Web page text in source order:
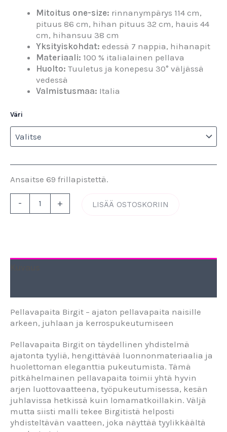
Mitoitus one-size: rinnanympärys 114 cm,
pituus 86 cm, hihan pituus 32 cm, hauis 44
cm, hihansuu 38 cm
Yksityiskohdat: edessä 7 nappia, hihanapit
Materiaali: 100 % italialainen pellava
Huolto: Tuuletus ja konepesu 30° väljässä
vedessä
Valmistusmaa: Italia
Väri
Ansaitse 69 frillapistettä.
- + LISÄÄ OSTOSKORIIN
Pellavapaita Birgit – ajaton pellavapaita naisille
arkeen, juhlaan ja kerrospukeutumiseen
Pellavapaita Birgit on täydellinen yhdistelmä
ajatonta tyyliä, hengittävää luonnonmateriaalia ja
huolettoman eleganttia pukeutumista. Tämä
pitkähelmainen pellavapaita toimii yhtä hyvin
arjen luottovaatteena, työpukeutumisessa, kesän
juhlavissa hetkissä kuin lomamatkoillakin. Väljä
mutta siisti malli tekee Birgitistä helposti
yhdisteltävän vaatteen, joka näyttää tyylikkäältä